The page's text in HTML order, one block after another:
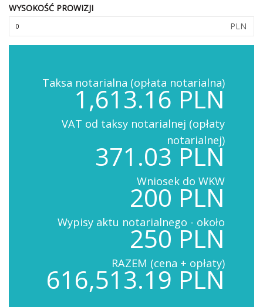
WYSOKOŚĆ PROWIZJI
PLN
Taksa notarialna (opłata notarialna)
1,613.16 PLN
VAT od taksy notarialnej (opłaty
notarialnej)
371.03 PLN
Wniosek do WKW
200 PLN
Wypisy aktu notarialnego - około
250 PLN
RAZEM (cena + opłaty)
616,513.19 PLN